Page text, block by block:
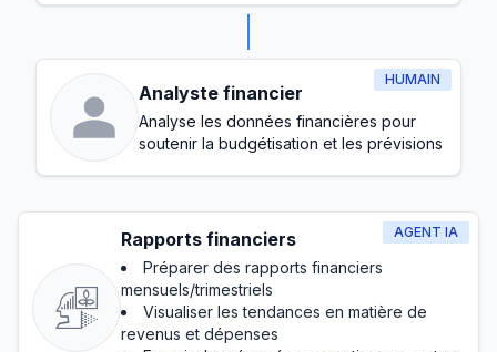
HUMAIN
Analyste financier
Analyse les données financières pour
soutenir la budgétisation et les prévisions
AGENT IA
Rapports financiers
Préparer des rapports financiers
mensuels/trimestriels
Visualiser les tendances en matière de
revenus et dépenses